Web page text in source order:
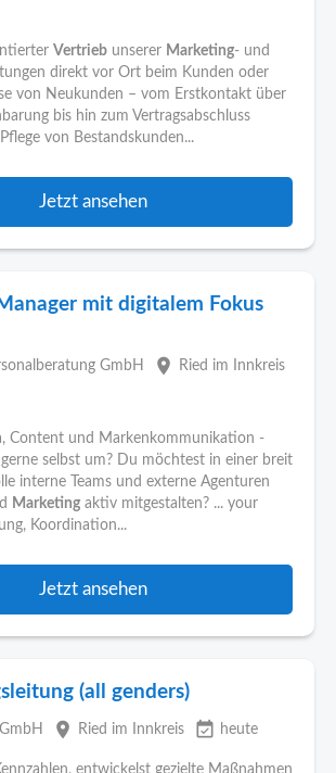
Vertrieb unserer Marketing- und
direkt vor Ort beim Kunden oder
von Neukunden – vom Erstkontakt über
bis hin zum Vertragsabschluss
von Bestandskunden...
Jetzt ansehen
mit digitalem Fokus
GmbH place Ried im Innkreis
Content und Markenkommunikation -
selbst um? Du möchtest in einer breit
interne Teams und externe Agenturen
Marketing aktiv mitgestalten? ... your
Koordination...
Jetzt ansehen
(all genders)
place Ried im Innkreis event_available heute
entwickelst gezielte Maßnahmen